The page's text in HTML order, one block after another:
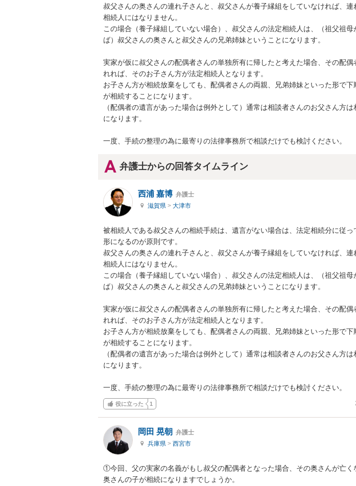
叔父さんの奥さんの連れ子さんと、叔父さんが養子縁組をしていなければ、連
相続人にはなりません。
この場合（養子縁組していない場合）、叔父さんの法定相続人は、（祖父祖
ば）叔父さんの奥さんと叔父さんの兄弟姉妹ということになります。
実家が仮に叔父さんの配偶者さんの単独所有に帰したと考えた場合、その配偶
れれば、そのお子さん方が法定相続人となります。
お子さん方が相続放棄をしても、配偶者さんの両親、兄弟姉妹といった形で下
が相続することになります。
（配偶者の遺言があった場合は例外として）通常は相談者さんのお父さん方は
になります。
一度、手続の整理の為に最寄りの法律事務所で相談だけでも検討ください。
弁護士からの回答タイムライン
西浦 嘉博 弁護士
滋賀県 > 大津市
被相続人である叔父さんの相続手続は、遺言がない場合は、法定相続分に従っ
形になるのが原則です。
叔父さんの奥さんの連れ子さんと、叔父さんが養子縁組をしていなければ、連
相続人にはなりません。
この場合（養子縁組していない場合）、叔父さんの法定相続人は、（祖父祖
ば）叔父さんの奥さんと叔父さんの兄弟姉妹ということになります。
実家が仮に叔父さんの配偶者さんの単独所有に帰したと考えた場合、その配偶
れれば、そのお子さん方が法定相続人となります。
お子さん方が相続放棄をしても、配偶者さんの両親、兄弟姉妹といった形で下
が相続することになります。
（配偶者の遺言があった場合は例外として）通常は相談者さんのお父さん方は
になります。
一度、手続の整理の為に最寄りの法律事務所で相談だけでも検討ください。
役に立った 1
岡田 晃朝 弁護士
兵庫県 > 西宮市
①今回、父の実家の名義がもし叔父の配偶者となった場合、その奥さんが亡く
奥さんの子が相続になりますでしょうか。